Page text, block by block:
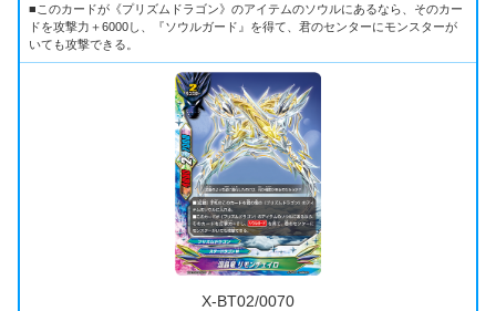
■このカードが《プリズムドラゴン》のアイテムのソウルにあるなら、そのカー
ドを攻撃力＋6000し、『ソウルガード』を得て、君のセンターにモンスターが
いても攻撃できる。
X-BT02/0070